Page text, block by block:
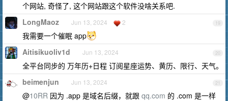
个网站, 奇怪了, 这个网站跟这个软件没啥关系吧.
19
LongMaoz Jun 13, 2024 2
我需要一个催眠 app
20
Aitisikuoliv1d Jun 13, 2024
全平台同步的 万年历+日程 订阅星座运势、黄历、限行、天气。
21
beimenjun Jun 13, 2024
@10RR 因为 .app 是域名后缀，就跟 qq.com 的 .com 是一样